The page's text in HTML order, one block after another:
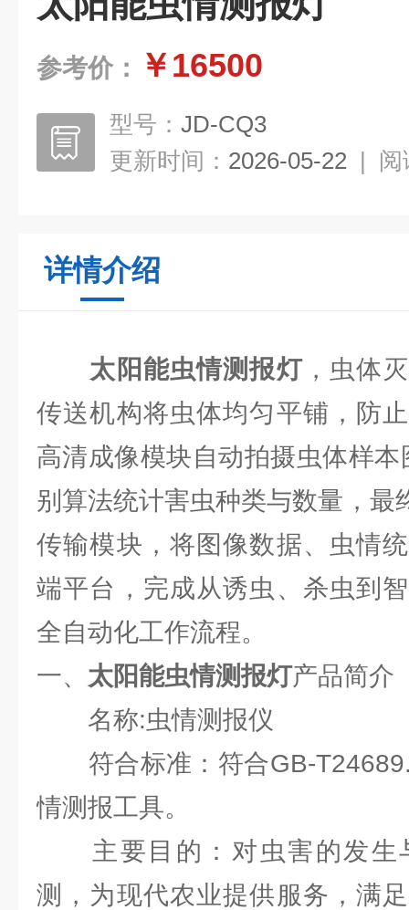
参考价： ￥16500
型号： JD-CQ3
更新时间： 2026-05-22 | 阅
详情介绍
太阳能虫情测报灯，虫体
传送机构将虫体均匀平铺，防
高清成像模块自动拍摄虫体样
别算法统计害虫种类与数量，最
传输模块，将图像数据、虫情
端平台，完成从诱虫、杀虫到
全自动化工作流程。
一、 太阳能虫情测报灯产品简介
名称:虫情测报仪
符合标准：符合GB-
情测报工具。
主要目的：对虫害的发生
测，为现代农业提供服务，满